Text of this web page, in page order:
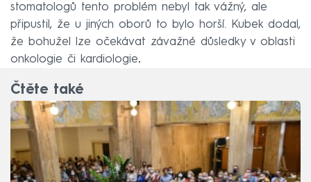
stomatologů tento problém nebyl tak vážný, ale
připustil, že u jiných oborů to bylo horší. Kubek dodal,
že bohužel lze očekávat závažné důsledky v oblasti
onkologie či kardiologie.
Čtěte také